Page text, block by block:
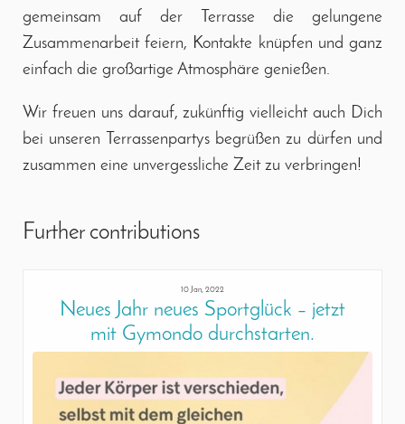
gemeinsam auf der Terrasse die gelungene
Zusammenarbeit feiern, Kontakte knüpfen und ganz
einfach die großartige Atmosphäre genießen.
Wir freuen uns darauf, zukünftig vielleicht auch Dich
bei unseren Terrassenpartys begrüßen zu dürfen und
zusammen eine unvergessliche Zeit zu verbringen!
Further contributions
10 Jan, 2022
Neues Jahr neues Sportglück – jetzt
mit Gymondo durchstarten.